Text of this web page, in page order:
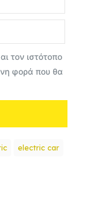
τον ιστότοπο
φορά που θα
electric car